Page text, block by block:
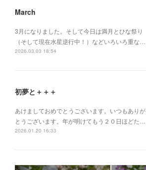
March
3月になりました。そして今日は満月とひな祭り
（そして現在水星逆行中！）などいろいろ重な…
2026.03.03 18:54
初夢と＋＋＋
あけましておめでとうございます。いつもありが
とうございます。年が明けてもう２０日ほどた…
2026.01.20 16:33